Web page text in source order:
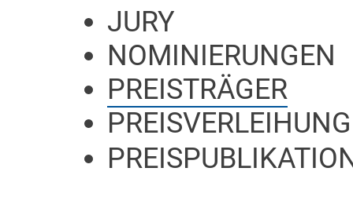
JURY
NOMINIERUNGEN
PREISTRÄGER
PREISVERLEIHUNG